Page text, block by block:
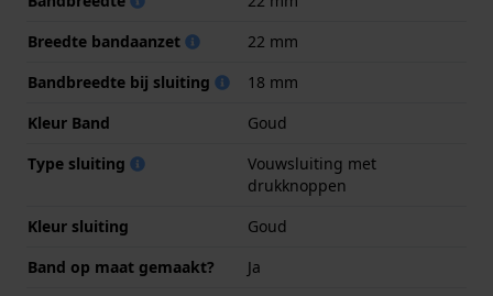
Breedte bandaanzet
22 mm
Bandbreedte bij sluiting
18 mm
Kleur Band
Goud
Type sluiting
Vouwsluiting met
drukknoppen
Kleur sluiting
Goud
Band op maat gemaakt?
Ja